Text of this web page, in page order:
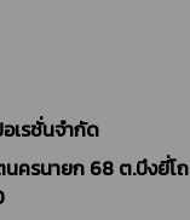
เรชั่นจำกัด
ครนายก 68 ต.บึงยี่โถ